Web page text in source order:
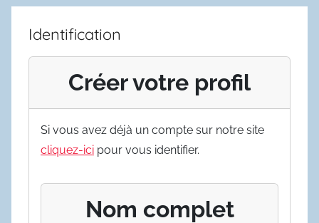
Identification
Créer votre profil
Si vous avez déjà un compte sur notre site
cliquez-ici pour vous identifier.
Nom complet